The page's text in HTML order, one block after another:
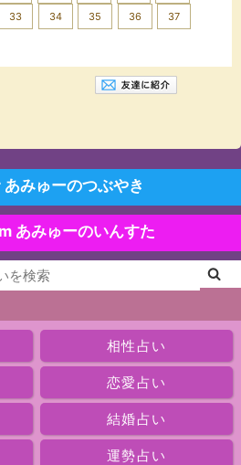
33 34 35 36 37
みゅーのつぶやき
あみゅーのいんすた
相性占い
恋愛占い
結婚占い
運勢占い